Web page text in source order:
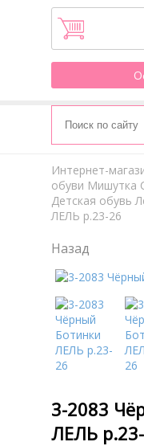
Интернет-
обуви Мишутка
Детская обувь
ЛЕЛЬ р.23-26
Назад
3-2083
ЛЕЛЬ